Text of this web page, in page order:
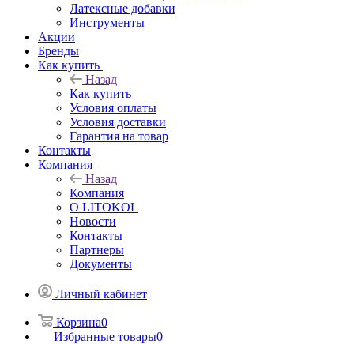
Латексные добавки
Инструменты
Акции
Бренды
Как купить
Назад
Как купить
Условия оплаты
Условия доставки
Гарантия на товар
Контакты
Компания
Назад
Компания
О LITOKOL
Новости
Контакты
Партнеры
Документы
Личный кабинет
Корзина0
Избранные товары0